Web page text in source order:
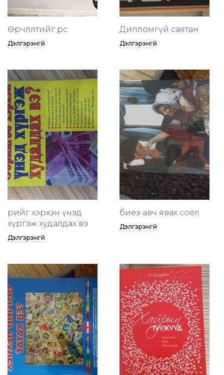
Өөрчлөлтийг өөрөөсөө
Дэлгэрэнгүй
Дипломгүй саятан
Дэлгэрэнгүй
өөрийгөө хэрхэн үнэд
хүргэж худалдах вэ
Дэлгэрэнгүй
биеэ авч явах соёл
Дэлгэрэнгүй